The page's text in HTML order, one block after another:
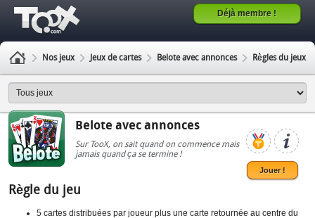
Déjà membre !
Nos jeux Jeux de cartes Belote avec annonces Règles du jeux
Belote avec annonces
Sur TooX, on sait quand on commence mais
jamais quand ça se termine !
Jouer !
Règle du jeu
5 cartes distribuées par joueur plus une carte retournée au centre du